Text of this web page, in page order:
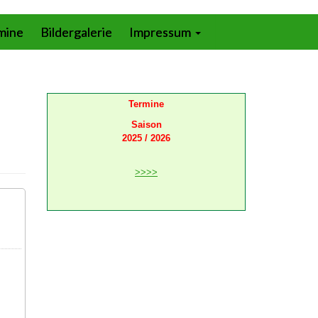
Bildergalerie Impressum
Termine
Saison
2025 / 2026
>>>>